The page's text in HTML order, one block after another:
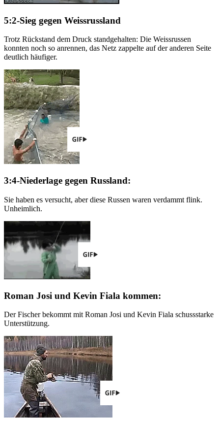
5:2-Sieg gegen Weissrussland
Trotz Rückstand dem Druck standgehalten: Die Weissrussen
konnten noch so anrennen, das Netz zappelte auf der anderen Seite
deutlich häufiger.
3:4-Niederlage gegen Russland:
Sie haben es versucht, aber diese Russen waren verdammt flink.
Unheimlich.
Roman Josi und Kevin Fiala kommen:
Der Fischer bekommt mit Roman Josi und Kevin Fiala schussstarke
Unterstützung.